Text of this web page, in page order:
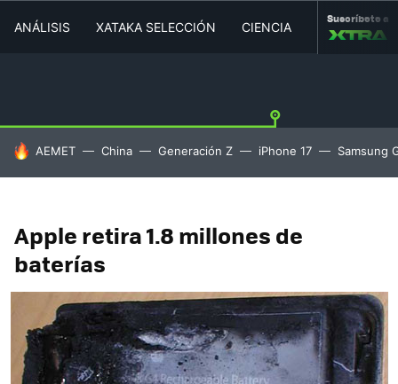
ANÁLISIS XATAKA SELECCIÓN CIENCIA MOVILIDAD
Suscríbete a
HOY SE HABLA DE
AEMET China Generación Z iPhone 17 Samsung
Apple retira 1.8 millones de
baterías